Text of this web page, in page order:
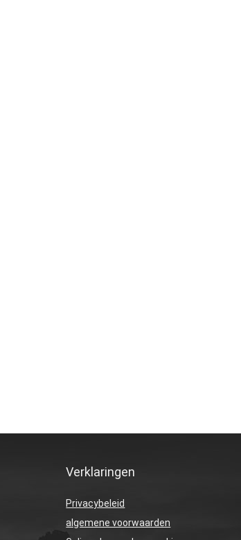
Verklaringen
Privacybeleid
algemene voorwaarden